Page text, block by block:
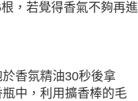
，若覺得香氣不夠再進
香氛精油30秒後拿
中，利用擴香棒的毛